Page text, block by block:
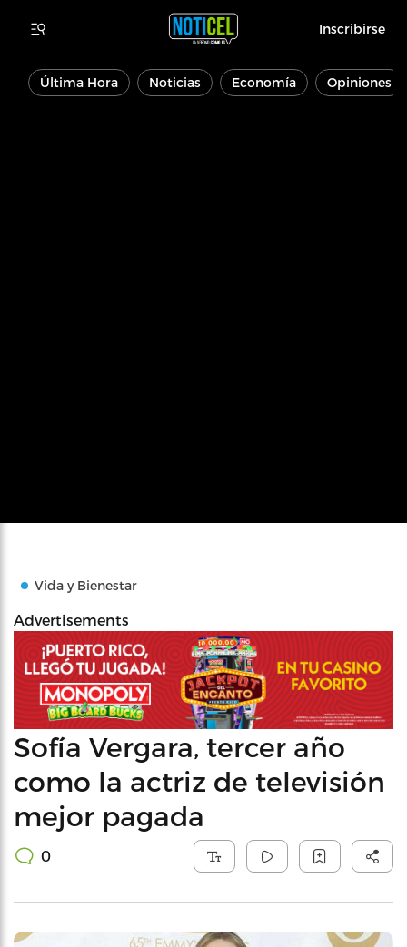
Inscribirse
Última Hora Noticias Economía Opiniones
Vida y Bienestar
Advertisements
Sofía Vergara, tercer año
como la actriz de televisión
mejor pagada
0